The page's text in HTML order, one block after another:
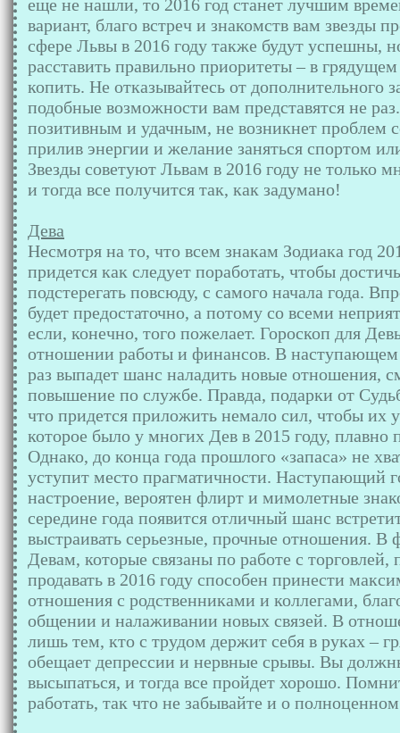
еще не нашли, то 2016 год станет лучшим
вариант, благо встреч и знакомств вам звезды
сфере Львы в 2016 году также будут успешны,
расставить правильно приоритеты – в
копить. Не отказывайтесь от дополнительного
подобные возможности вам представятся не
позитивным и удачным, не возникнет проблем
прилив энергии и желание заняться спортом
Звезды советуют Львам в 2016 году не только
и тогда все получится так, как задумано!
Дева
Несмотря на то, что всем знакам Зодиака год
придется как следует поработать, чтобы
подстерегать повсюду, с самого начала года.
будет предостаточно, а потому со всеми
если, конечно, того пожелает. Гороскоп для
отношении работы и финансов. В наступающем
раз выпадет шанс наладить новые отношения,
повышение по службе. Правда, подарки от
что придется приложить немало сил, чтобы их
которое было у многих Дев в 2015 году, плавно
Однако, до конца года прошлого «запаса» не
уступит место прагматичности. Наступающий
настроение, вероятен флирт и мимолетные
середине года появится отличный шанс
выстраивать серьезные, прочные отношения. В
Девам, которые связаны по работе с
продавать в 2016 году способен принести
отношения с родственниками и коллегами,
общении и налаживании новых связей. В
лишь тем, кто с трудом держит себя в руках –
обещает депрессии и нервные срывы. Вы
высыпаться, и тогда все пройдет хорошо.
работать, так что не забывайте и о